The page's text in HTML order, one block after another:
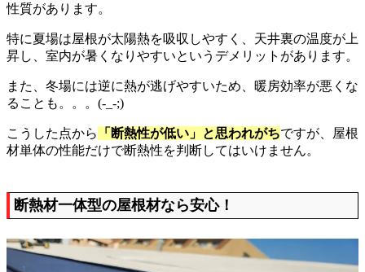
性質があります。
特に夏場は屋根が太陽熱を吸収しやすく、天井裏の温度が上
昇し、室内が暑くなりやすいというデメリットがあります。
また、冬場には逆に熱が逃げやすいため、暖房効率が悪くな
ることも。。。(-_-;)
こうした点から 「断熱性が低い」と思われがちですが、屋根
材単体の性能だけで断熱性を判断してはいけません。
断熱材一体型の屋根材なら安心！